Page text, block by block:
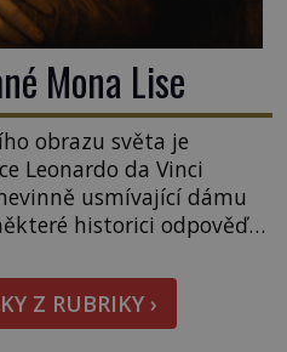
Mona Lise
obrazu světa je
Leonardo da Vinci
usmívající dámu
historici odpověď
císař Napoleon
pro malbu slabost, a
přemístí do své
Z RUBRIKY ›